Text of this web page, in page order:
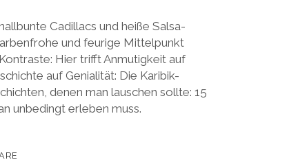
Cadillacs und heiße Salsa-
und feurige Mittelpunkt
Hier trifft Anmutigkeit auf
auf Genialität: Die Karibik-
denen man lauschen sollte: 15
unbedingt erleben muss.